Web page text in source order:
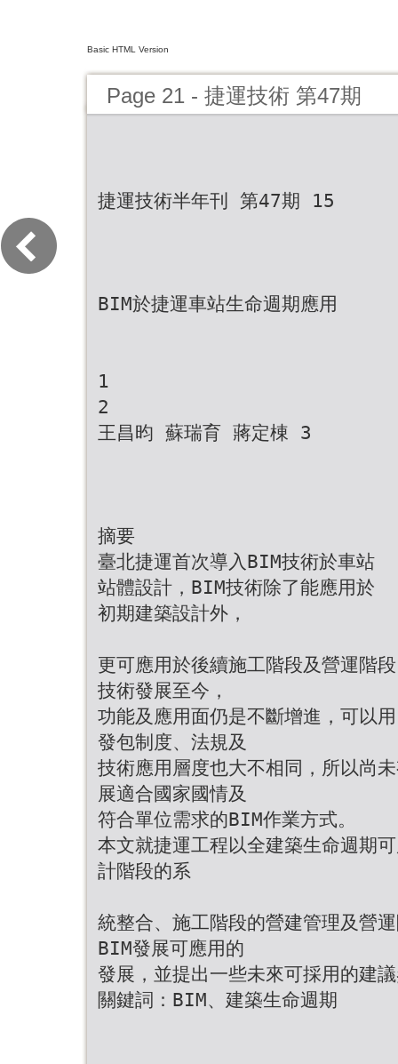
Basic HTML Version
Page 21 - 捷運技術 第47期
捷運技術半年刊 第47期 15
BIM於捷運車站生命週期應用
1
2
王昌昀 蘇瑞育 蔣定棟 3
摘要
臺北捷運首次導入BIM技術於車站
站體設計，BIM技術除了能應用於
初期建築設計外，
更可應用於後續施工階段及營運階
技術發展至今，
功能及應用面仍是不斷增進，可以
發包制度、法規及
技術應用層度也大不相同，所以尚
展適合國家國情及
符合單位需求的BIM作業方式。
本文就捷運工程以全建築生命週期
計階段的系
統整合、施工階段的營建管理及營
BIM發展可應用的
發展，並提出一些未來可採用的建
關鍵詞：BIM、建築生命週期